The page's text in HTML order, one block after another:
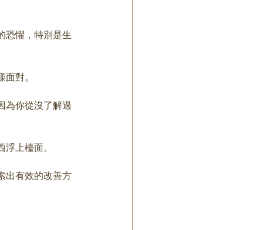
恐懼，特別是生
對。
為你從沒了解過
上檯面。
出有效的改善方